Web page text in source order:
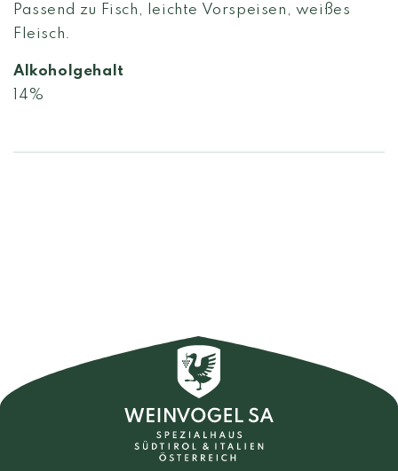
Passend zu Fisch, leichte Vorspeisen, weißes
Fleisch.
Alkoholgehalt
14%